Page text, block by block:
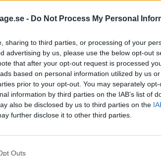
- Do Not Process My Personal
sharing to third parties, or processing of your
advertising by us, please use the below opt-out
that after your opt-out request is processed
based on personal information utilized by us
prior to your opt-out. You may separately
information by third parties on the IAB’s list of
also be disclosed by us to third parties on the
further disclose it to other third parties.
Outs
att åka tillbaka igen.